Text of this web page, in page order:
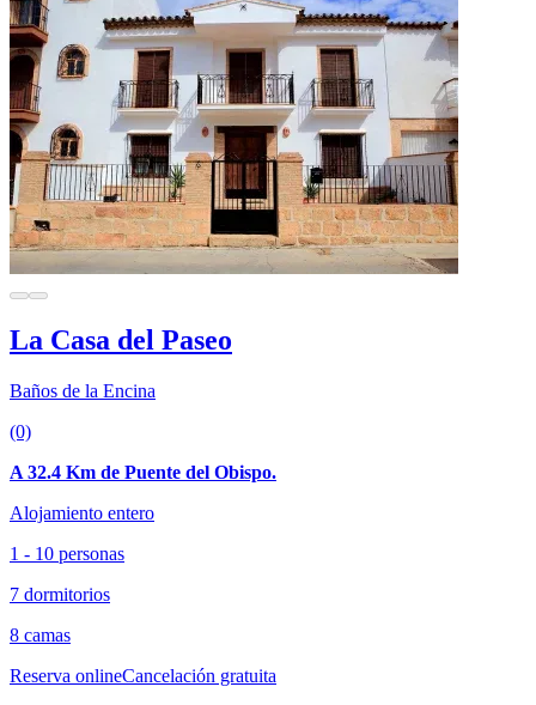
La Casa del Paseo
Baños de la Encina
(0)
A 32.4 Km de Puente del Obispo.
Alojamiento entero
1 - 10 personas
7 dormitorios
8 camas
Reserva onlineCancelación gratuita